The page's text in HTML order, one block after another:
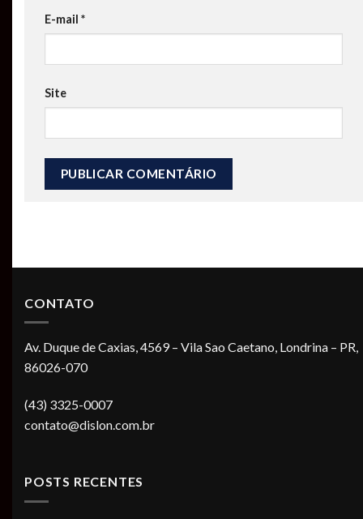
E-mail *
Site
CONTATO
Av. Duque de Caxias, 4569 – Vila Sao Caetano, Londrina – PR,
86026-070
(43) 3325-0007
contato@dislon.com.br
POSTS RECENTES